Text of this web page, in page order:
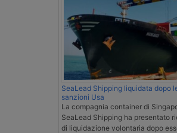
SeaLead Shipping liquidata dopo
sanzioni Usa
La compagnia container di
SeaLead Shipping ha presentato
di liquidazione volontaria dopo